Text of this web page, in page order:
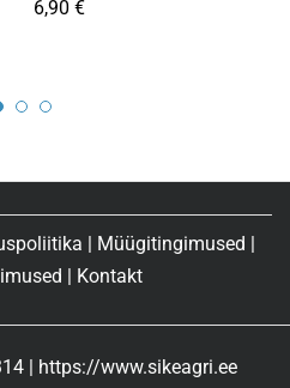
6,90 €
Müügitingimused
Kontakt
| https://www.sikeagri.ee